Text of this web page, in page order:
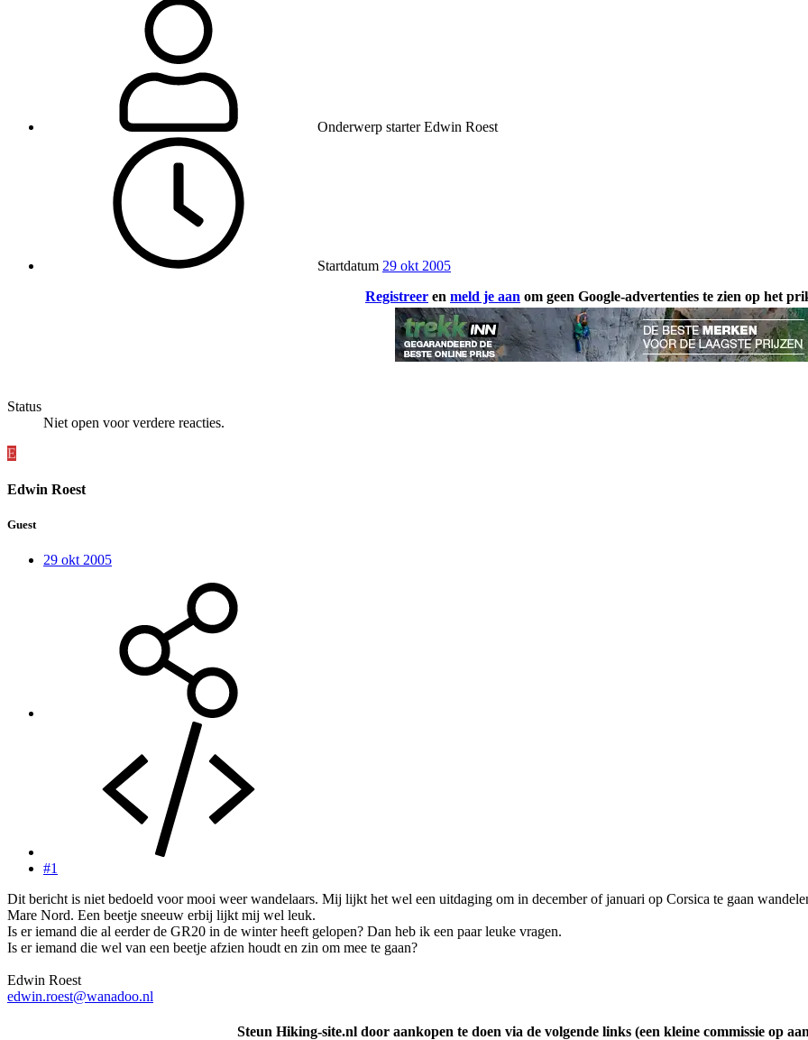
Onderwerp starter Edwin Roest
Startdatum 29 okt 2005
Registreer en meld je aan om geen Google-advertenties te zien op het
Status
Niet open voor verdere reacties.
E
Edwin Roest
Guest
29 okt 2005
#1
Dit bericht is niet bedoeld voor mooi weer wandelaars. Mij lijkt het wel een uitdaging om in december of januari op Corsica te gaan
Mare Nord. Een beetje sneeuw erbij lijkt mij wel leuk.
Is er iemand die al eerder de GR20 in de winter heeft gelopen? Dan heb ik een paar leuke vragen.
Is er iemand die wel van een beetje afzien houdt en zin om mee te gaan?
Edwin Roest
edwin.roest@wanadoo.nl
Steun Hiking-site.nl door aankopen te doen via de volgende links (een kleine commissie op